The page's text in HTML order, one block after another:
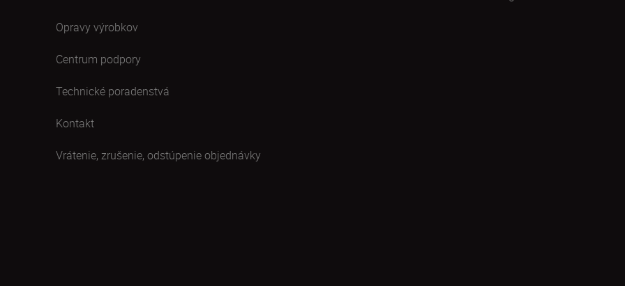
Opravy výrobkov
Centrum podpory
Technické poradenstvá
Kontakt
Vrátenie, zrušenie, odstúpenie objednávky